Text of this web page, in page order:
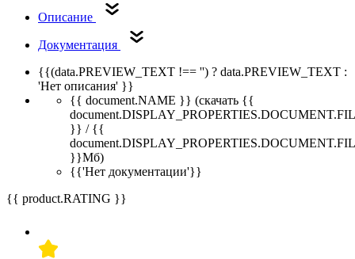
Описание
Документация
{{(data.PREVIEW_TEXT !== '') ? data.PREVIEW_TEXT :
'Нет описания' }}
{{ document.NAME }} (скачать {{
}} / {{
}}Мб)
{{'Нет документации'}}
{{ product.RATING }}